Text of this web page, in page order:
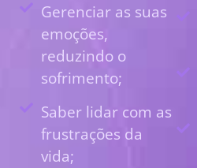
Gerenciar as suas
emoções,
reduzindo o
sofrimento;
Saber lidar com as
frustrações da
vida;